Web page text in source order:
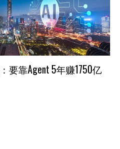
要靠Agent 5年赚1750亿